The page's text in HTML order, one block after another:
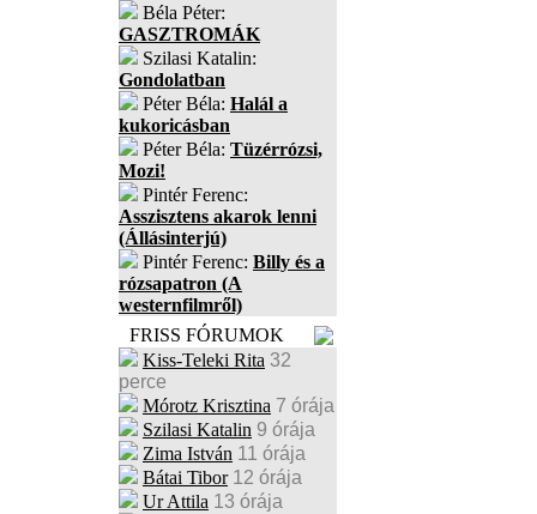
Béla Péter:
GASZTROMÁK
Szilasi Katalin:
Gondolatban
Péter Béla: Halál a
kukoricásban
Péter Béla: Tüzérrózsi,
Mozi!
Pintér Ferenc:
Asszisztens akarok lenni
(Állásinterjú)
Pintér Ferenc: Billy és a
rózsapatron (A
westernfilmről)
FRISS FÓRUMOK
Kiss-Teleki Rita 32
perce
Mórotz Krisztina 7 órája
Szilasi Katalin 9 órája
Zima István 11 órája
Bátai Tibor 12 órája
Ur Attila 13 órája